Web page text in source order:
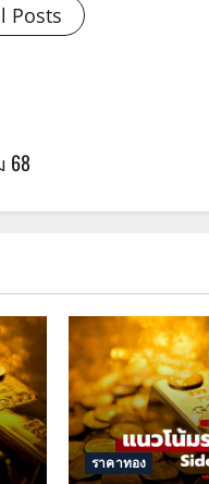
Posts
68
ราคาทอง